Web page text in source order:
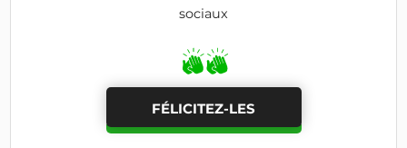
sociaux
FÉLICITEZ-LES